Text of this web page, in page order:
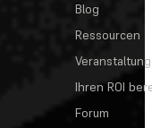
Blog
Ressourcen
Ihren ROI
Forum